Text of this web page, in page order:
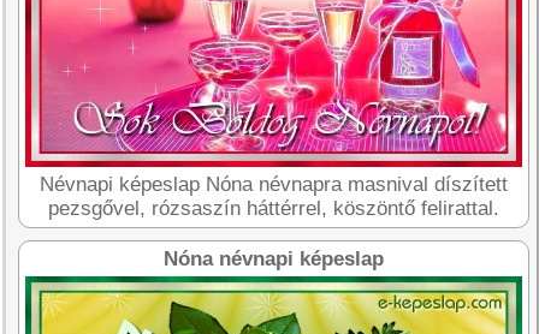
Névnapi képeslap Nóna névnapra masnival díszített
pezsgővel, rózsaszín háttérrel, köszöntő felirattal.
Nóna névnapi képeslap